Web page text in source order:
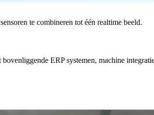
te combineren tot één realtime beeld.
ERP systemen, machine